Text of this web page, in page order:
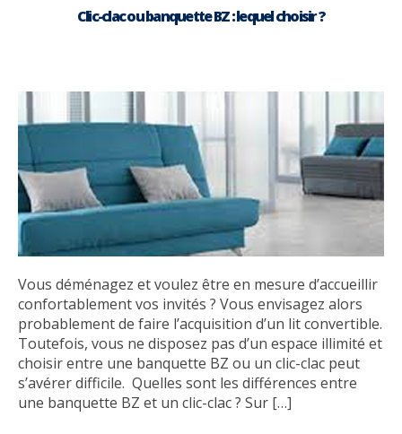
Clic-clac ou banquette BZ : lequel choisir ?
Vous déménagez et voulez être en mesure d’accueillir
confortablement vos invités ? Vous envisagez alors
probablement de faire l’acquisition d’un lit convertible.
Toutefois, vous ne disposez pas d’un espace illimité et
choisir entre une banquette BZ ou un clic-clac peut
s’avérer difficile. Quelles sont les différences entre
une banquette BZ et un clic-clac ? Sur […]